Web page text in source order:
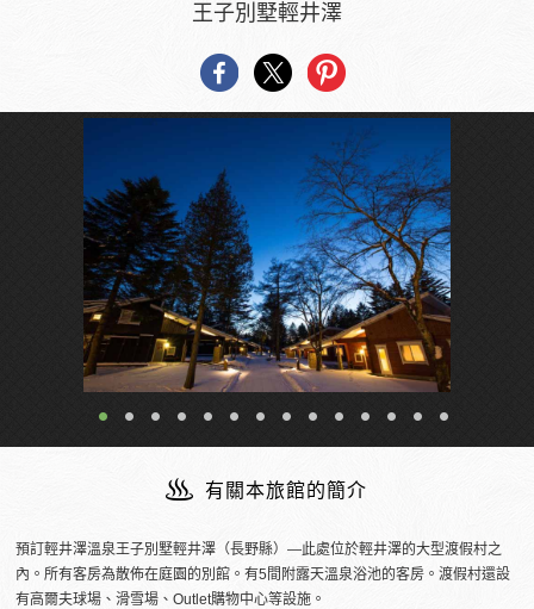
王子別墅輕井澤
附設露天溫泉的客房（樓中樓式客房SPA(雙層建築+溫泉)）
有關本旅館的簡介
預訂輕井澤溫泉王子別墅輕井澤（長野縣）―此處位於輕井澤的大型渡假村之
內。所有客房為散佈在庭園的別館。有5間附露天溫泉浴池的客房。渡假村還設
有高爾夫球場、滑雪場、Outlet購物中心等設施。